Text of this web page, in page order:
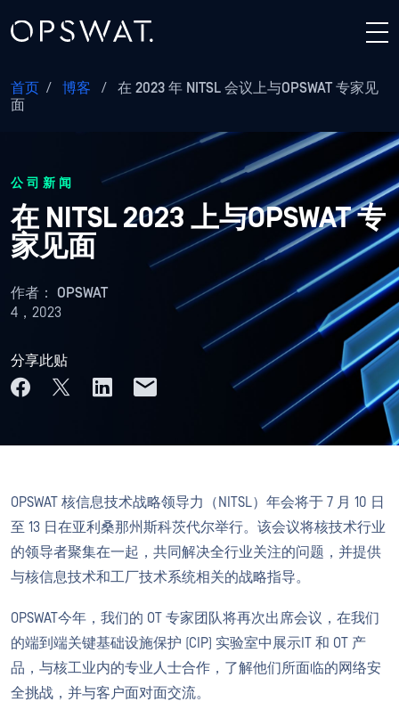
首页 / 博客 /
在 2023 年 NITSL 会议上与OPSWAT 专家见
面
公司新闻
在 NITSL 2023 上与OPSWAT 专
家见面
作者： OPSWAT
4，2023
分享此贴
OPSWAT 核信息技术战略领导力（NITSL）年会将于 7 月 10 日
至 13 日在亚利桑那州斯科茨代尔举行。该会议将核技术行业
的领导者聚集在一起，共同解决全行业关注的问题，并提供
与核信息技术和工厂技术系统相关的战略指导。
OPSWAT今年，我们的 OT 专家团队将再次出席会议，在我们
的端到端关键基础设施保护 (CIP) 实验室中展示IT 和 OT 产
品，与核工业内的专业人士合作，了解他们所面临的网络安
全挑战，并与客户面对面交流。